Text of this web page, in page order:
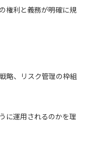
権利と義務が明確に規
略、リスク管理の枠組
に運用されるのかを理